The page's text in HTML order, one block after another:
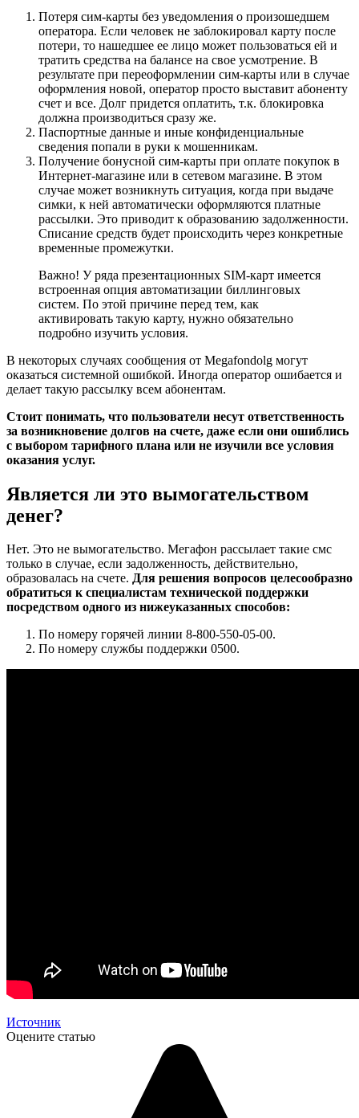
Потеря сим-карты без уведомления о произошедшем
оператора. Если человек не заблокировал карту после
потери, то нашедшее ее лицо может пользоваться ей и
тратить средства на балансе на свое усмотрение. В
результате при переоформлении сим-карты или в случае
оформления новой, оператор просто выставит абоненту
счет и все. Долг придется оплатить, т.к. блокировка
должна производиться сразу же.
Паспортные данные и иные конфиденциальные
сведения попали в руки к мошенникам.
Получение бонусной сим-карты при оплате покупок в
Интернет-магазине или в сетевом магазине. В этом
случае может возникнуть ситуация, когда при выдаче
симки, к ней автоматически оформляются платные
рассылки. Это приводит к образованию задолженности.
Списание средств будет происходить через конкретные
временные промежутки.
Важно! У ряда презентационных SIM-карт имеется
встроенная опция автоматизации биллинговых
систем. По этой причине перед тем, как
активировать такую карту, нужно обязательно
подробно изучить условия.
В некоторых случаях сообщения от Megafondolg могут
оказаться системной ошибкой. Иногда оператор ошибается и
делает такую рассылку всем абонентам.
Стоит понимать, что пользователи несут ответственность
за возникновение долгов на счете, даже если они ошиблись
с выбором тарифного плана или не изучили все условия
оказания услуг.
Является ли это вымогательством
денег?
Нет. Это не вымогательство. Мегафон рассылает такие смс
только в случае, если задолженность, действительно,
образовалась на счете. Для решения вопросов целесообразно
обратиться к специалистам технической поддержки
посредством одного из нижеуказанных способов:
По номеру горячей линии 8-800-550-05-00.
По номеру службы поддержки 0500.
Источник
Оцените статью